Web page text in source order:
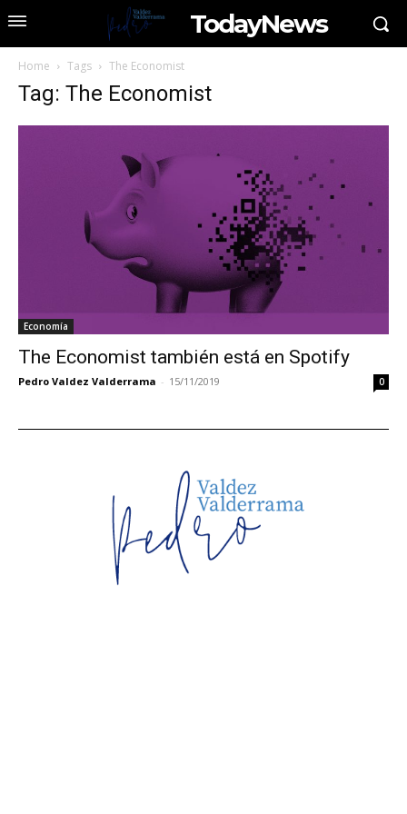
TodayNews
Home Tags The Economist
Tag: The Economist
Economía
The Economist también está en Spotify
Pedro Valdez Valderrama - 15/11/2019 0